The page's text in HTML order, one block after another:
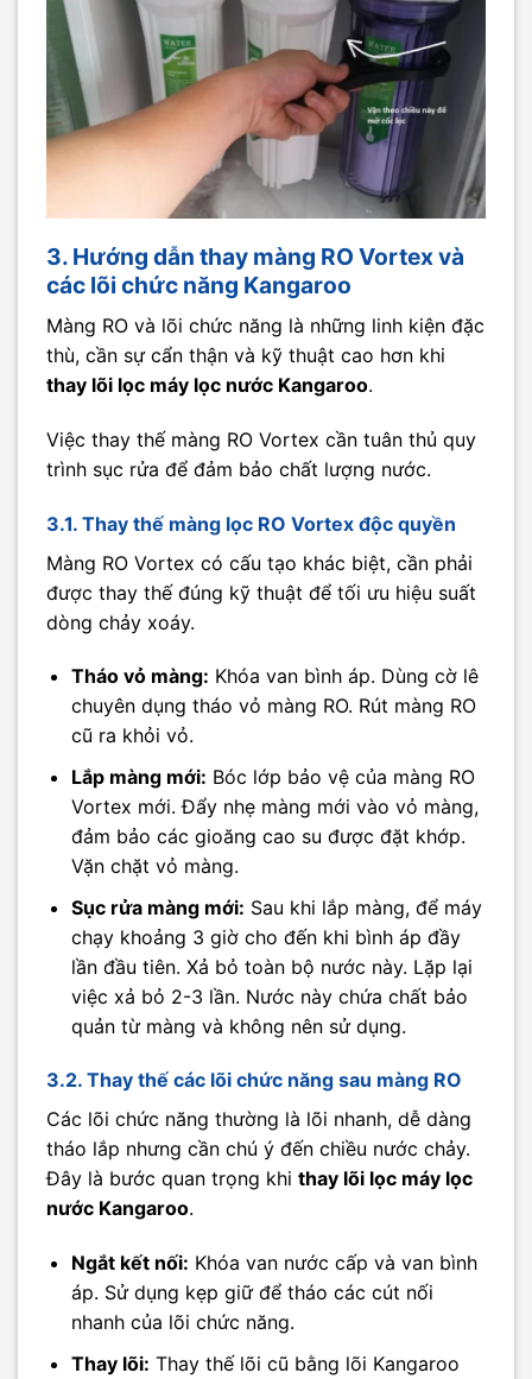
3. Hướng dẫn thay màng RO Vortex và
các lõi chức năng Kangaroo
Màng RO và lõi chức năng là những linh kiện đặc
thù, cần sự cẩn thận và kỹ thuật cao hơn khi
thay lõi lọc máy lọc nước Kangaroo.
Việc thay thế màng RO Vortex cần tuân thủ quy
trình sục rửa để đảm bảo chất lượng nước.
3.1. Thay thế màng lọc RO Vortex độc quyền
Màng RO Vortex có cấu tạo khác biệt, cần phải
được thay thế đúng kỹ thuật để tối ưu hiệu suất
dòng chảy xoáy.
Tháo vỏ màng: Khóa van bình áp. Dùng cờ lê
chuyên dụng tháo vỏ màng RO. Rút màng RO
cũ ra khỏi vỏ.
Lắp màng mới: Bóc lớp bảo vệ của màng RO
Vortex mới. Đẩy nhẹ màng mới vào vỏ màng,
đảm bảo các gioăng cao su được đặt khớp.
Vặn chặt vỏ màng.
Sục rửa màng mới: Sau khi lắp màng, để máy
chạy khoảng 3 giờ cho đến khi bình áp đầy
lần đầu tiên. Xả bỏ toàn bộ nước này. Lặp lại
việc xả bỏ 2-3 lần. Nước này chứa chất bảo
quản từ màng và không nên sử dụng.
3.2. Thay thế các lõi chức năng sau màng RO
Các lõi chức năng thường là lõi nhanh, dễ dàng
tháo lắp nhưng cần chú ý đến chiều nước chảy.
Đây là bước quan trọng khi thay lõi lọc máy lọc
nước Kangaroo.
Ngắt kết nối: Khóa van nước cấp và van bình
áp. Sử dụng kẹp giữ để tháo các cút nối
nhanh của lõi chức năng.
Thay lõi: Thay thế lõi cũ bằng lõi Kangaroo